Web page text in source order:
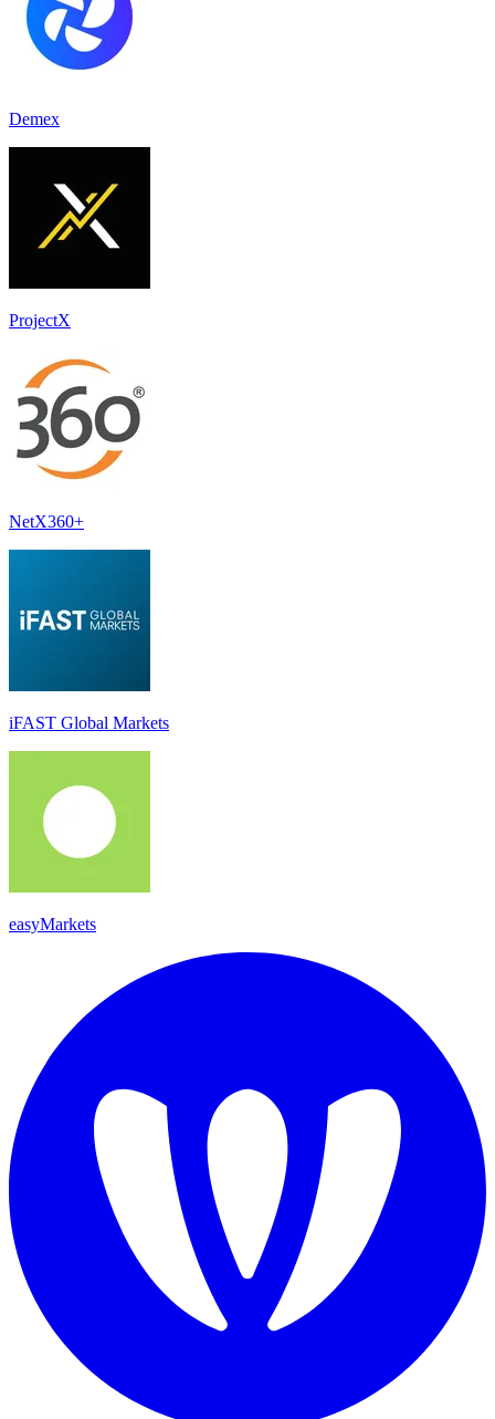
Demex
ProjectX
NetX360+
iFAST Global Markets
easyMarkets